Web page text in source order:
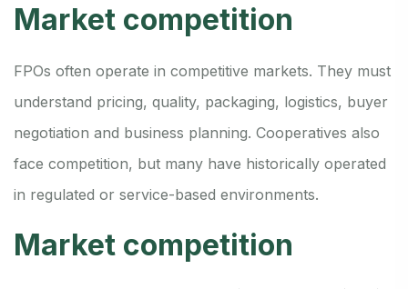
Market competition
FPOs often operate in competitive markets. They must
understand pricing, quality, packaging, logistics, buyer
negotiation and business planning. Cooperatives also
face competition, but many have historically operated
in regulated or service-based environments.
Market competition